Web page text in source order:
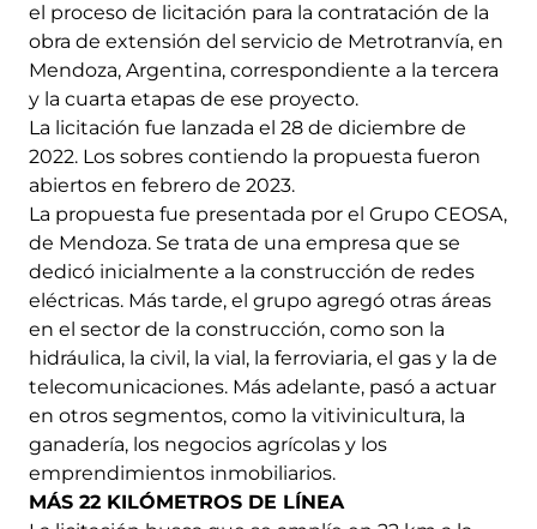
el proceso de licitación para la contratación de la
obra de extensión del servicio de Metrotranvía, en
Mendoza, Argentina, correspondiente a la tercera
y la cuarta etapas de ese proyecto.
La licitación fue lanzada el 28 de diciembre de
2022. Los sobres contiendo la propuesta fueron
abiertos en febrero de 2023.
La propuesta fue presentada por el Grupo CEOSA,
de Mendoza. Se trata de una empresa que se
dedicó inicialmente a la construcción de redes
eléctricas. Más tarde, el grupo agregó otras áreas
en el sector de la construcción, como son la
hidráulica, la civil, la vial, la ferroviaria, el gas y la de
telecomunicaciones. Más adelante, pasó a actuar
en otros segmentos, como la vitivinicultura, la
ganadería, los negocios agrícolas y los
emprendimientos inmobiliarios.
MÁS 22 KILÓMETROS DE LÍNEA